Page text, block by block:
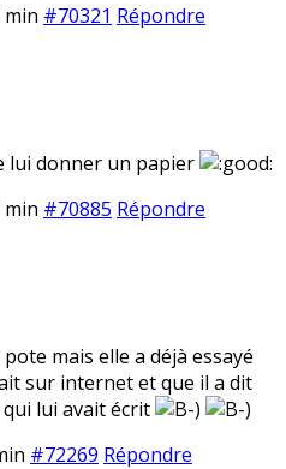
min #70321 Répondre
lui donner un papier
min #70885 Répondre
mais elle a déjà essayé
sur internet et que il a dit
qui lui avait écrit
#72269 Répondre